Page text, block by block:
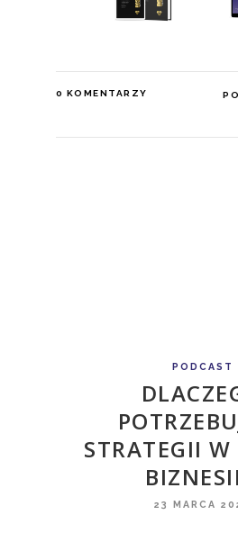
0 KOMENTARZY
PODCAST
STRATEGII
23 MARCA